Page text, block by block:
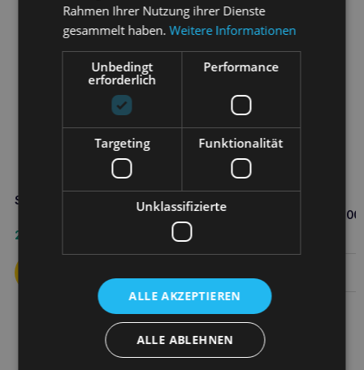
SPEZIFISCH fgd senior 2 kg
22,90
SPECIFIC fid
Verdauungsförderung
Rahmen Ihrer Nutzung ihrer Dienste
gesammelt haben.Weitere Informationen
Unbedingt
erforderlich
Performance
Targeting Funktionalität
Unklassifizierte
ALLE AKZEPTIEREN
ALLE ABLEHNEN